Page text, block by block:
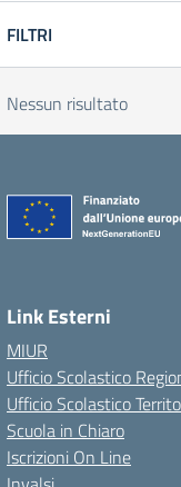
FILTRI
Nessun risultato
Link Esterni
MIUR
Ufficio Scolastico
Ufficio Scolastico
Scuola in Chiaro
Iscrizioni On Line